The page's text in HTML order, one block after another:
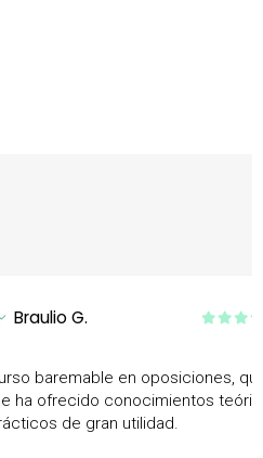
Braulio G.
baremable en oposiciones,
ha ofrecido conocimientos
de gran utilidad.